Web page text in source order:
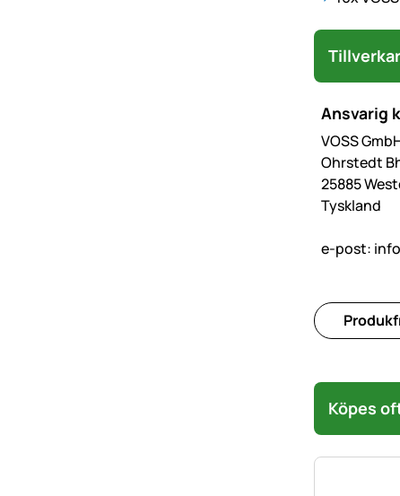
Ansvarig
VOSS
Ohrstedt
25885
Tyskland
e-post:
Köpes